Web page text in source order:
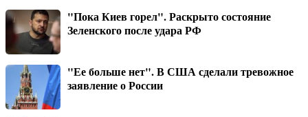
"Пока Киев горел". Раскрыто состояние
Зеленского после удара РФ
"Ее больше нет". В США сделали тревожное
заявление о России